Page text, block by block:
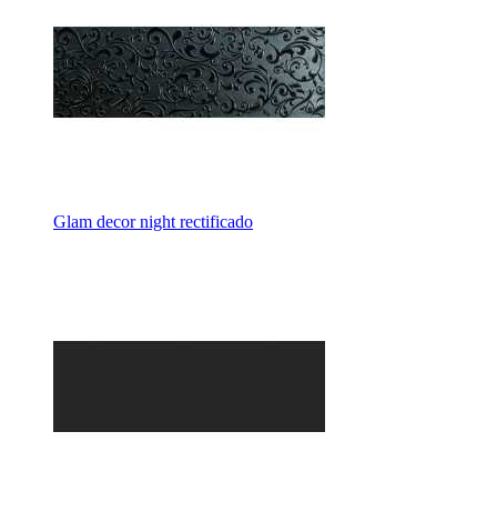
Glam decor night rectificado